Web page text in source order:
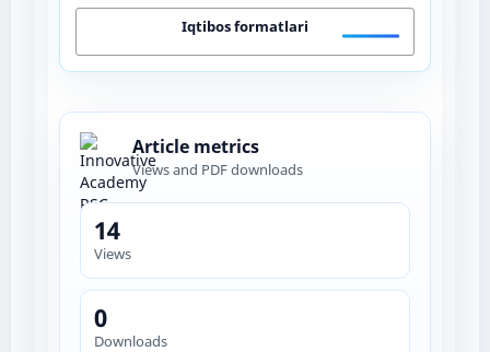
Iqtibos formatlari
Article metrics
Views and PDF downloads
14
Views
0
Downloads